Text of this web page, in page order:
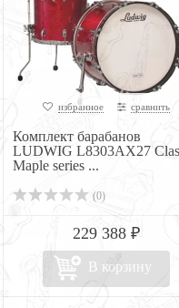
избранное сравнить
Комплект барабанов
LUDWIG L8303AX27
Maple series ...
(0)
229 388 ₽
В корзину